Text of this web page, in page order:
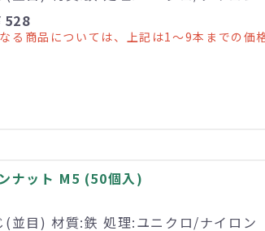
528
る商品については、上記は1～9本までの価
ナット M5 (50個入)
(並目) 材質:鉄 処理:ユニクロ/ナイロン